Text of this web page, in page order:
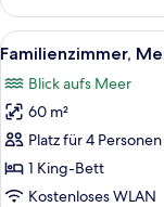
Zimmer,
Meerblick
Alle
Fotos
für
Familienzimmer,
Meerblick
anzeigen
5
Familienzimmer,
Blick aufs Meer
60 m²
Platz für 4 Personen
1 King-Bett
Kostenloses WLAN